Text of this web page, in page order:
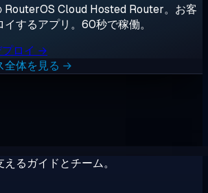
RouterOS Cloud Hosted Router。お客
するアプリ。60秒で稼働。
ロイ →
全体を見る →
るガイドとチーム。